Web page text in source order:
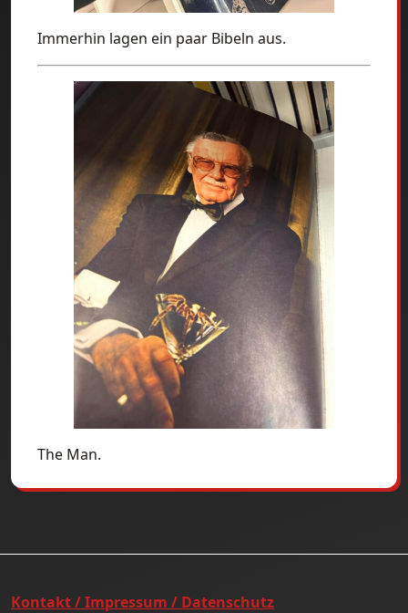
Immerhin lagen ein paar Bibeln aus.
The Man.
Kontakt / Impressum / Datenschutz